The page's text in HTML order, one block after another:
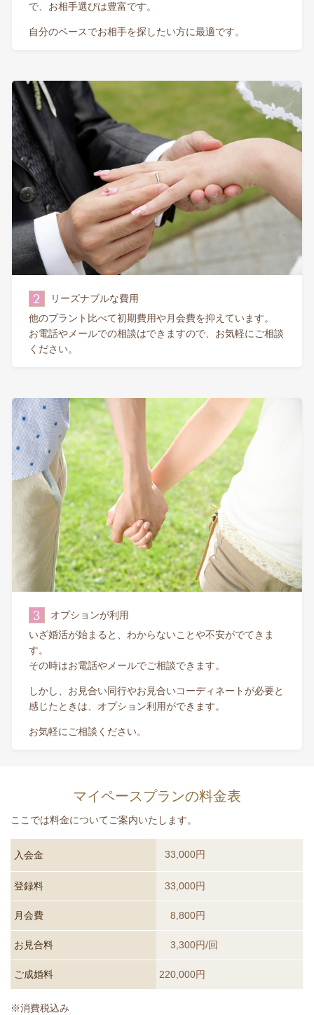
で、お相手選びは豊富です。
自分のペースでお相手を探したい方に最適です。
2 リーズナブルな費用
他のプラント比べて初期費用や月会費を抑えています。
お電話やメールでの相談はできますので、お気軽にご相談
ください。
3 オプションが利用
いざ婚活が始まると、わからないことや不安がでてきま
す。
その時はお電話やメールでご相談できます。
しかし、お見合い同行やお見合いコーディネートが必要と
感じたときは、オプション利用ができます。
お気軽にご相談ください。
マイペースプランの料金表
ここでは料金についてご案内いたします。
入会金 33,000円
登録料 33,000円
月会費 8,800円
お見合料 3,300円/回
ご成婚料 220,000円
※消費税込み